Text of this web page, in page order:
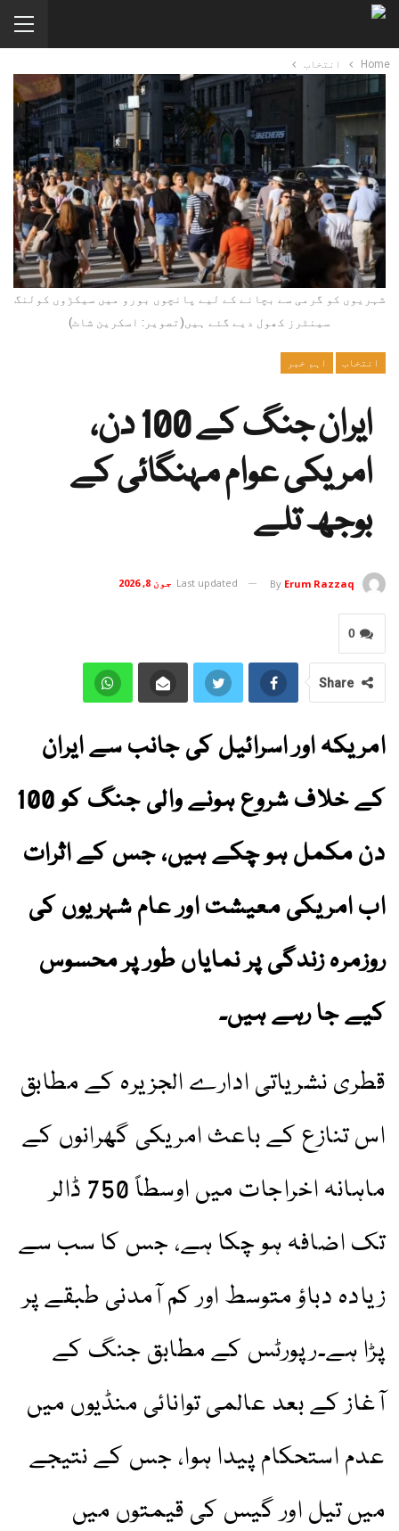
Home انتخاب
شہریوں کو گرمی سے بچانے کے لیے پانچوں بورو میں سیکڑوں کولنگ
سینٹرز کھول دیے گئے ہیں(تصویر: اسکرین شاٹ)
انتخاب اہم خبر
ایران جنگ کے 100 دن،
امریکی عوام مہنگائی کے
بوجھ تلے
By Erum Razzaq
Last updated جون 8, 2026
0
Share
امریکہ اور اسرائیل کی جانب سے ایران
کے خلاف شروع ہونے والی جنگ کو 100
دن مکمل ہو چکے ہیں، جس کے اثرات
اب امریکی معیشت اور عام شہریوں کی
روزمرہ زندگی پر نمایاں طور پر محسوس
کیے جا رہے ہیں۔
قطری نشریاتی ادارے الجزیرہ کے مطابق
اس تنازع کے باعث امریکی گھرانوں کے
ماہانہ اخراجات میں اوسطاً 750 ڈالر
تک اضافہ ہو چکا ہے، جس کا سب سے
زیادہ دباؤ متوسط اور کم آمدنی طبقے پر
پڑا ہے۔رپورٹس کے مطابق جنگ کے
آغاز کے بعد عالمی توانائی منڈیوں میں
عدم استحکام پیدا ہوا، جس کے نتیجے
میں تیل اور گیس کی قیمتوں میں